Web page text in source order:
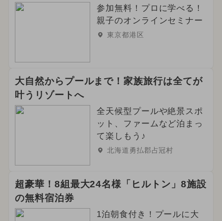
参加無料！プロに学べる！
親子のオンラインセミナー
東京都港区
大自然からプールまで！家族旅行は全てが
叶うリゾートへ
全天候型プールや絶景スポ
ット、ファームなど泊まっ
て楽しもう♪
北海道勇払郡占冠村
超豪華！8組最大24名様「ヒルトン」8施設
の無料宿泊券
1泊朝食付き！プールに大